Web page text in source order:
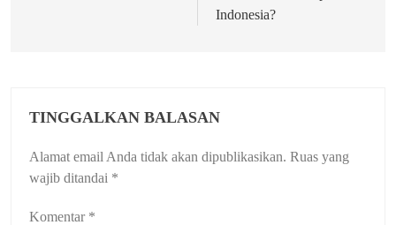
Indonesia?
TINGGALKAN BALASAN
Alamat email Anda tidak akan dipublikasikan. Ruas yang
wajib ditandai *
Komentar *